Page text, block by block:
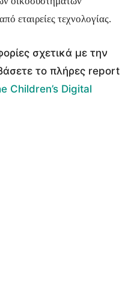
εταιρείες τεχνολογίας.
σχετικά με την
το πλήρες report
Children’s Digital